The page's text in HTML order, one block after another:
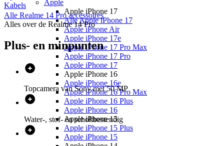
Apple
Apple iPhone 17
Alle Apple iPhone 17
Apple iPhone Air
Apple iPhone 17e
Apple iPhone 17 Pro Max
Apple iPhone 17 Pro
Apple iPhone 17
Apple iPhone 16
Apple iPhone 16e
Apple iPhone 16 Pro Max
Apple iPhone 16 Plus
Apple iPhone 16
Apple iPhone 15
Apple iPhone 15 Plus
Apple iPhone 15
Kabels
Alle Realme 14 Proaccessoires
Alles over de Realme 14 Pro
Plus- en minpunten
Topcamera van Sony met 50 MP
Water-, stof- en schokbestendig